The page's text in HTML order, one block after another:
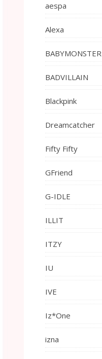
aespa
Alexa
BABYMONSTER
BADVILLAIN
Blackpink
Dreamcatcher
Fifty Fifty
GFriend
G-IDLE
ILLIT
ITZY
IU
IVE
Iz*One
izna